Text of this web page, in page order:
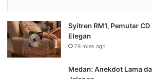
Syitren RM1, Pemutar
Elegan
29 mins ago
Medan: Anekdot Lama